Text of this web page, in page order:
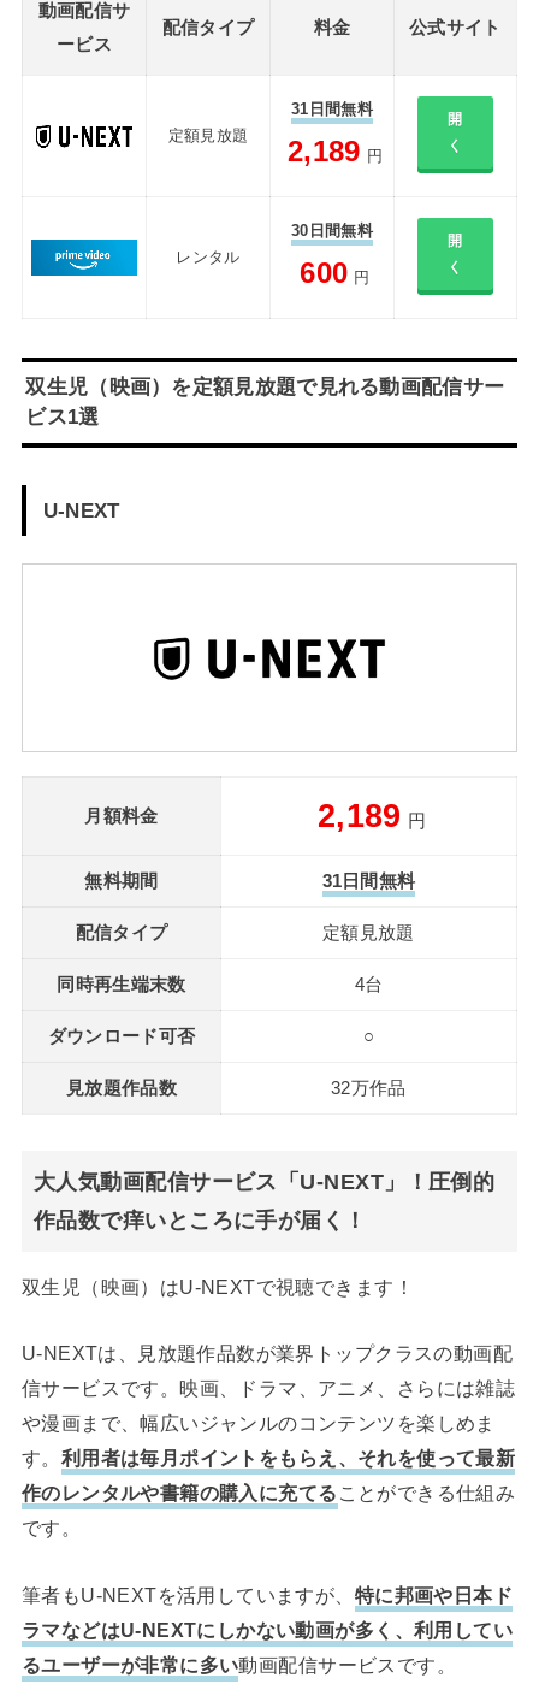
動画配信サ
ービス
配信タイプ 料金 公式サイト
定額見放題
31日間無料
2,189 円
開
く
レンタル
30日間無料
600 円
開
く
双生児（映画）を定額見放題で見れる動画配信サー
ビス1選
U-NEXT
月額料金 2,189 円
無料期間 31日間無料
配信タイプ 定額見放題
同時再生端末数 4台
ダウンロード可否 ○
見放題作品数 32万作品
大人気動画配信サービス「U-NEXT」！圧倒的
作品数で痒いところに手が届く！
双生児（映画）はU-NEXTで視聴できます！
U-NEXTは、見放題作品数が業界トップクラスの動画配
信サービスです。映画、ドラマ、アニメ、さらには雑誌
や漫画まで、幅広いジャンルのコンテンツを楽しめま
す。 利用者は毎月ポイントをもらえ、それを使って最新
作のレンタルや書籍の購入に充てる ことができる仕組み
です。
筆者もU-NEXTを活用していますが、 特に邦画や日本ド
ラマなどはU-NEXTにしかない動画が多く、利用してい
るユーザーが非常に多い動画配信サービスです。